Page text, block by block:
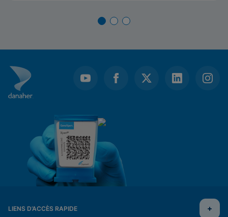
plus pertinentes pour les établissements de santé.
LIENS D’ACCÈS RAPIDE